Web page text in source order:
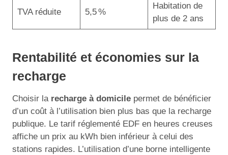
TVA réduite 5,5 %
Habitation de
plus de 2 ans
Rentabilité et économies sur la
recharge
Choisir la recharge à domicile permet de bénéficier
d’un coût à l’utilisation bien plus bas que la recharge
publique. Le tarif réglementé EDF en heures creuses
affiche un prix au kWh bien inférieur à celui des
stations rapides. L’utilisation d’une borne intelligente